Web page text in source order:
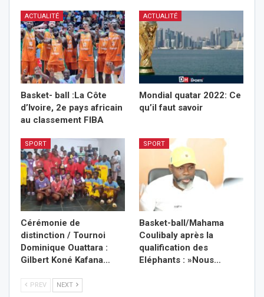
ACTUALITÉ
Basket- ball :La Côte
d’Ivoire, 2e pays africain
au classement FIBA
ACTUALITÉ
Mondial quatar 2022: Ce
qu’il faut savoir
SPORT
Cérémonie de
distinction / Tournoi
Dominique Ouattara :
Gilbert Koné Kafana…
SPORT
Basket-ball/Mahama
Coulibaly après la
qualification des
Eléphants : »Nous…
PREV NEXT